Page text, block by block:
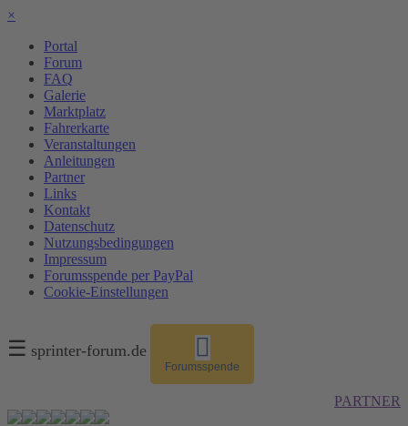
×
Portal
Forum
FAQ
Galerie
Marktplatz
Fahrerkarte
Veranstaltungen
Anleitungen
Partner
Links
Kontakt
Datenschutz
Nutzungsbedingungen
Impressum
Forumsspende per PayPal
Cookie-Einstellungen
☰ sprinter-forum.de
Forumsspende
PARTNER